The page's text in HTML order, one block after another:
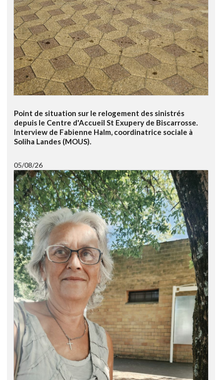
Point de situation sur le relogement des sinistrés
depuis le Centre d'Accueil St Exupery de Biscarrosse.
Interview de Fabienne Halm, coordinatrice sociale à
Soliha Landes (MOUS).
05/08/26